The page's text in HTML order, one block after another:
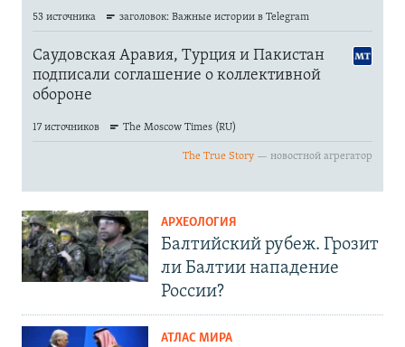
АРХЕОЛОГИЯ
Балтийский рубеж. Грозит
ли Балтии нападение
России?
АТЛАС МИРА